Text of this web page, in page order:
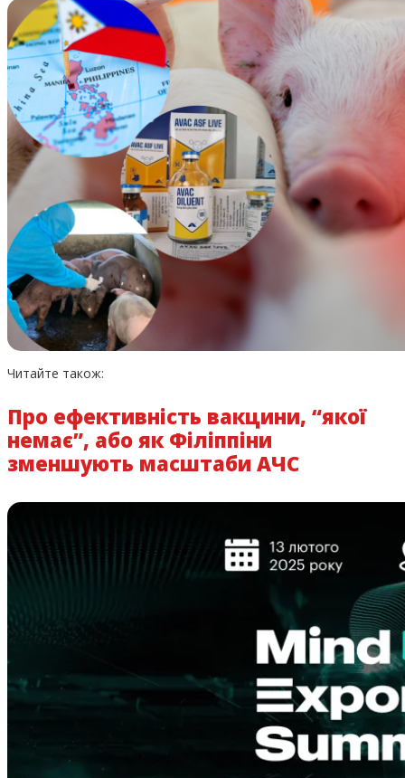
Читайте також:
Про ефективність вакцини, “якої
немає”, або як Філіппіни
зменшують масштаби АЧС